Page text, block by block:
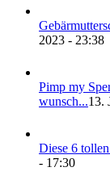
2023 - 23:38
Pimp my
wunsch...13.
Die­se 6
- 17:30